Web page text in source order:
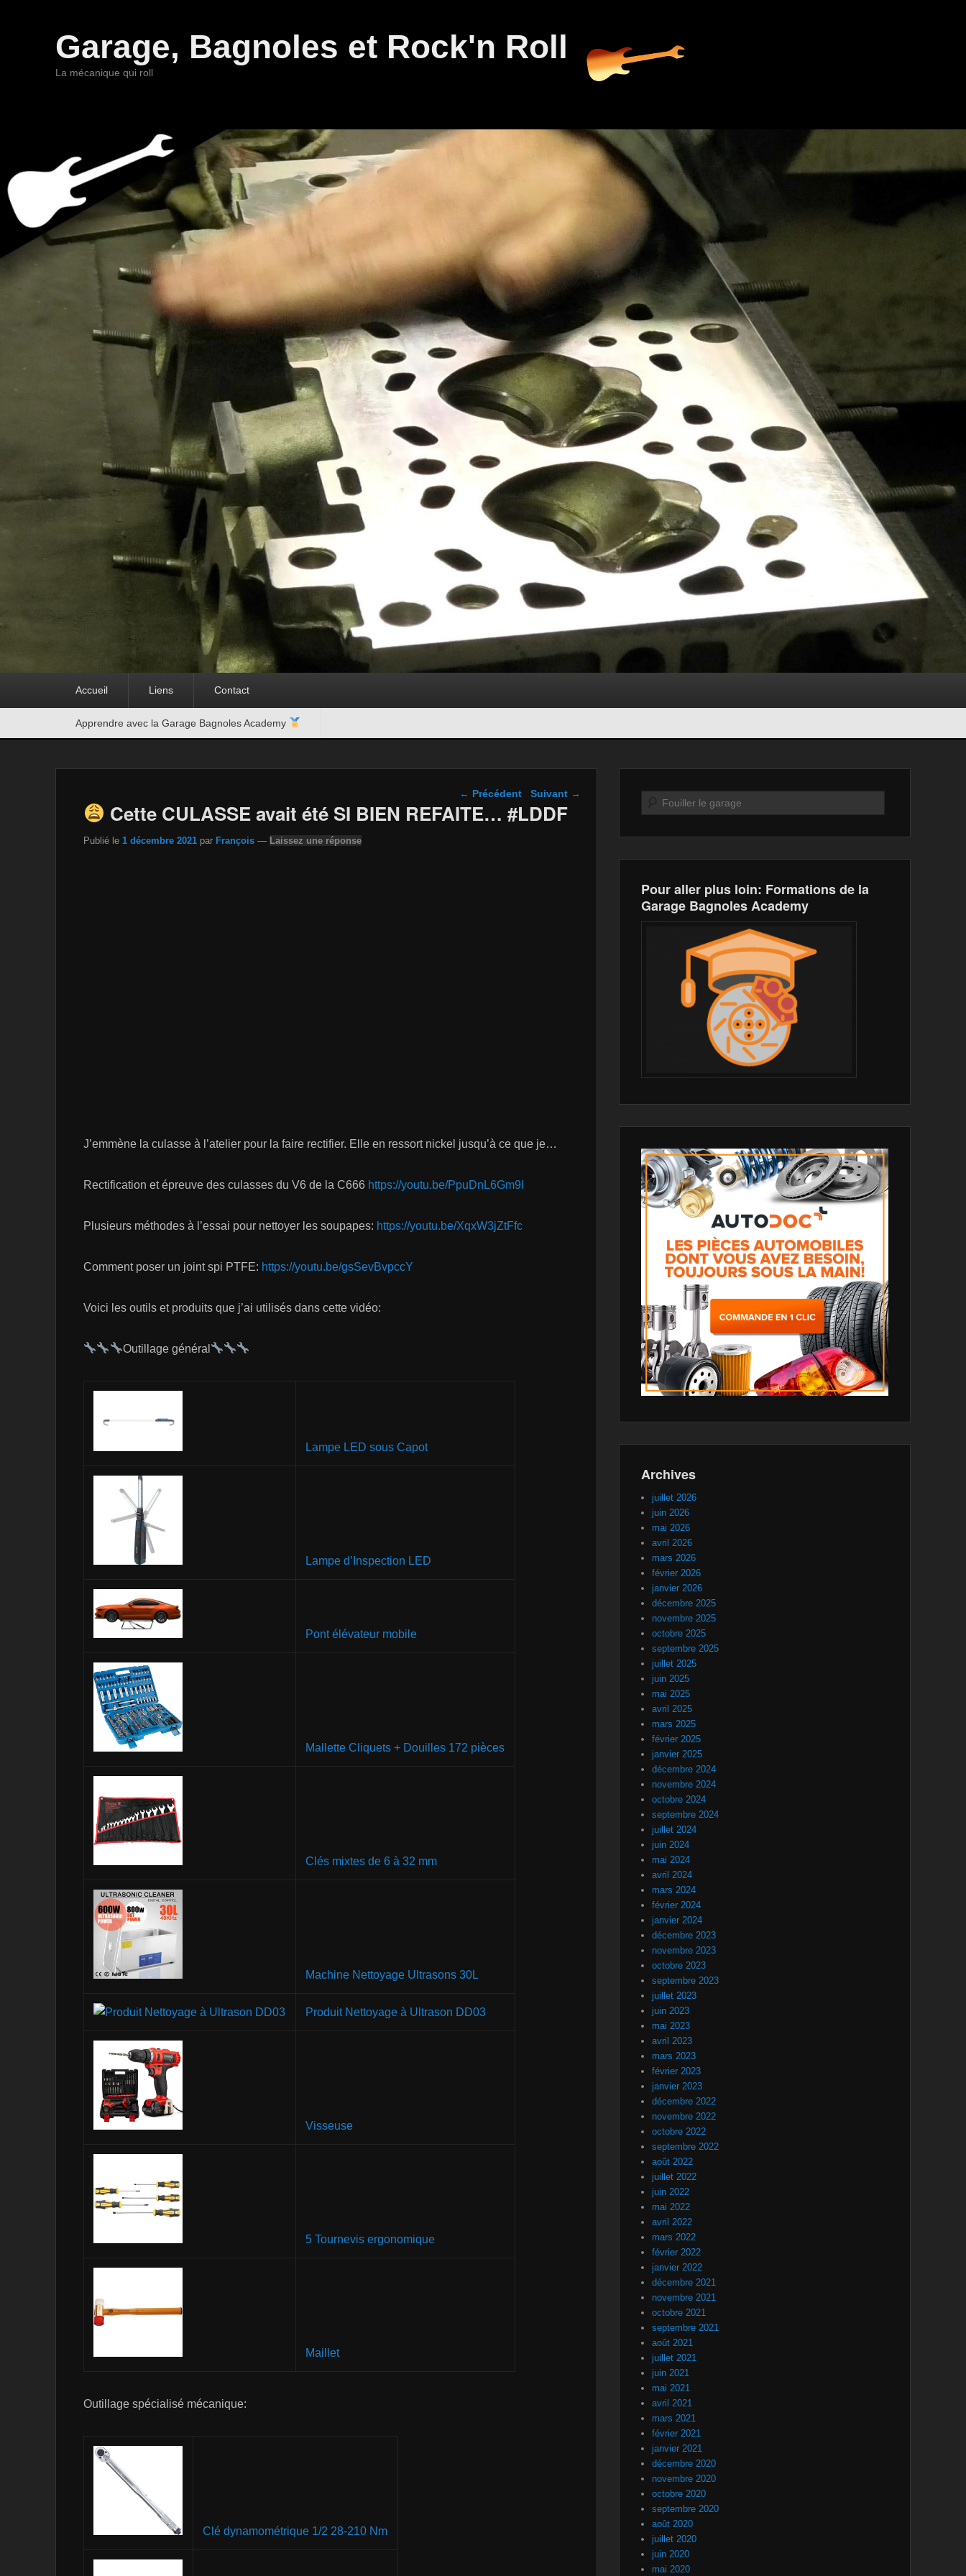
Garage, Bagnoles et Rock'n Roll
La mécanique qui roll
Accueil Liens Contact
Apprendre avec la Garage Bagnoles Academy
Navigation dans les
articles
← Précédent Suivant →
Cette CULASSE avait été SI BIEN REFAITE… #LDDF
Publié le 1 décembre 2021 par François — Laissez une réponse
J’emmène la culasse à l’atelier pour la faire rectifier. Elle en ressort nickel jusqu’à ce que je…
Rectification et épreuve des culasses du V6 de la C666 https://youtu.be/PpuDnL6Gm9I
Plusieurs méthodes à l’essai pour nettoyer les soupapes: https://youtu.be/XqxW3jZtFfc
Comment poser un joint spi PTFE: https://youtu.be/gsSevBvpccY
Voici les outils et produits que j’ai utilisés dans cette vidéo:
Outillage général
Lampe LED sous Capot
Lampe d’Inspection LED
Pont élévateur mobile
Mallette Cliquets + Douilles 172 pièces
Clés mixtes de 6 à 32 mm
Machine Nettoyage Ultrasons 30L
Produit Nettoyage à Ultrason DD03
Visseuse
5 Tournevis ergonomique
Maillet
Outillage spécialisé mécanique:
Clé dynamométrique 1/2 28-210 Nm
Recherche
Pour aller plus loin: Formations de la
Garage Bagnoles Academy
Archives
juillet 2026
juin 2026
mai 2026
avril 2026
mars 2026
février 2026
janvier 2026
décembre 2025
novembre 2025
octobre 2025
septembre 2025
juillet 2025
juin 2025
mai 2025
avril 2025
mars 2025
février 2025
janvier 2025
décembre 2024
novembre 2024
octobre 2024
septembre 2024
juillet 2024
juin 2024
mai 2024
avril 2024
mars 2024
février 2024
janvier 2024
décembre 2023
novembre 2023
octobre 2023
septembre 2023
juillet 2023
juin 2023
mai 2023
avril 2023
mars 2023
février 2023
janvier 2023
décembre 2022
novembre 2022
octobre 2022
septembre 2022
août 2022
juillet 2022
juin 2022
mai 2022
avril 2022
mars 2022
février 2022
janvier 2022
décembre 2021
novembre 2021
octobre 2021
septembre 2021
août 2021
juillet 2021
juin 2021
mai 2021
avril 2021
mars 2021
février 2021
janvier 2021
décembre 2020
novembre 2020
octobre 2020
septembre 2020
août 2020
juillet 2020
juin 2020
mai 2020